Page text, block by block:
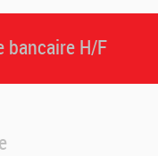
bancaire H/F